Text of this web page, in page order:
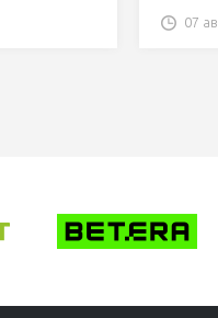
07